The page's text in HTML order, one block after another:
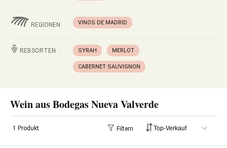
REGIONEN VINOS DE MADRID
REBSORTEN SYRAH MERLOT
CABERNET SAUVIGNON
Wein aus Bodegas Nueva Valverde
1 Produkt Filtern